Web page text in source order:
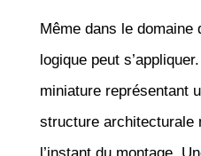
Même dans le
logique peut
miniature représentant
structure architecturale